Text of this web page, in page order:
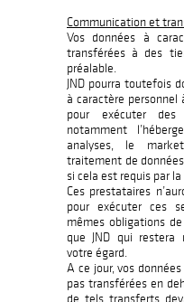
Communication et
Vos données à
transférées à des
préalable.
JND pourra toutefois
à caractère
pour exécuter
notamment
analyses, le
traitement de
si cela est requis par
Ces prestataires
pour exécuter ces
mêmes obligations
que JND qui restera
votre égard.
A ce jour, vos
pas transférées en
de tels transferts